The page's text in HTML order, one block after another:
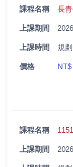
課程名稱 長
上課期間
上課時間 規
價格
課程名稱
上課期間